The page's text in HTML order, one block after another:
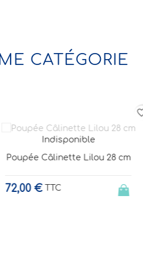
CATÉGORIE
Indisponible
Marie-Françoise 40 cm